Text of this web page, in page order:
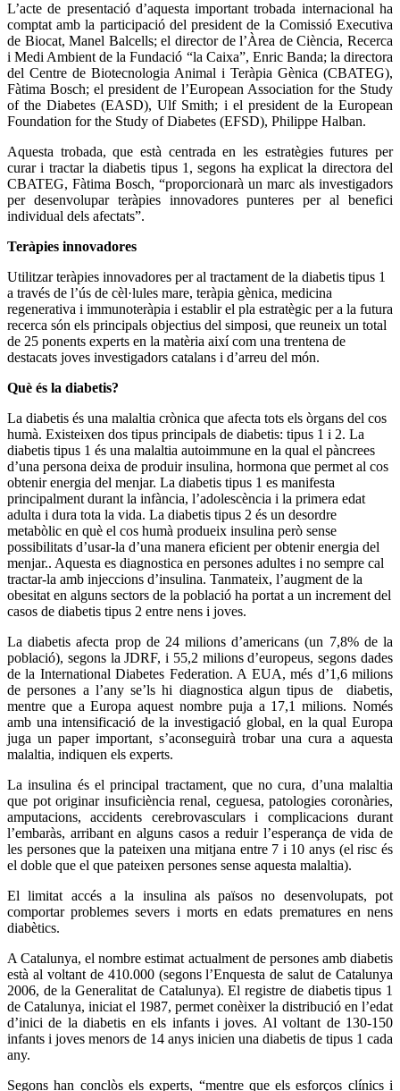
L’acte de presentació d’aquesta important trobada internacional ha
comptat amb la participació del president de la Comissió Executiva
de Biocat, Manel Balcells; el director de l’Àrea de Ciència, Recerca
i Medi Ambient de la Fundació “la Caixa”, Enric Banda; la directora
del Centre de Biotecnologia Animal i Teràpia Gènica (CBATEG),
Fàtima Bosch; el president de l’European Association for the Study
of the Diabetes (EASD), Ulf Smith; i el president de la European
Foundation for the Study of Diabetes (EFSD), Philippe Halban.
Aquesta trobada, que està centrada en les estratègies futures per
curar i tractar la diabetis tipus 1, segons ha explicat la directora del
CBATEG, Fàtima Bosch, “proporcionarà un marc als investigadors
per desenvolupar teràpies innovadores punteres per al benefici
individual dels afectats”.
Teràpies innovadores
Utilitzar teràpies innovadores per al tractament de la diabetis tipus 1
a través de l’ús de cèl·lules mare, teràpia gènica, medicina
regenerativa i immunoteràpia i establir el pla estratègic per a la futura
recerca són els principals objectius del simposi, que reuneix un total
de 25 ponents experts en la matèria així com una trentena de
destacats joves investigadors catalans i d’arreu del món.
Què és la diabetis?
La diabetis és una malaltia crònica que afecta tots els òrgans del cos
humà. Existeixen dos tipus principals de diabetis: tipus 1 i 2. La
diabetis tipus 1 és una malaltia autoimmune en la qual el pàncrees
d’una persona deixa de produir insulina, hormona que permet al cos
obtenir energia del menjar. La diabetis tipus 1 es manifesta
principalment durant la infància, l’adolescència i la primera edat
adulta i dura tota la vida. La diabetis tipus 2 és un desordre
metabòlic en què el cos humà produeix insulina però sense
possibilitats d’usar-la d’una manera eficient per obtenir energia del
menjar.. Aquesta es diagnostica en persones adultes i no sempre cal
tractar-la amb injeccions d’insulina. Tanmateix, l’augment de la
obesitat en alguns sectors de la població ha portat a un increment del
casos de diabetis tipus 2 entre nens i joves.
La diabetis afecta prop de 24 milions d’americans (un 7,8% de la
població), segons la JDRF, i 55,2 milions d’europeus, segons dades
de la International Diabetes Federation. A EUA, més d’1,6 milions
de persones a l’any se’ls hi diagnostica algun tipus de diabetis,
mentre que a Europa aquest nombre puja a 17,1 milions. Només
amb una intensificació de la investigació global, en la qual Europa
juga un paper important, s’aconseguirà trobar una cura a aquesta
malaltia, indiquen els experts.
La insulina és el principal tractament, que no cura, d’una malaltia
que pot originar insuficiència renal, ceguesa, patologies coronàries,
amputacions, accidents cerebrovasculars i complicacions durant
l’embaràs, arribant en alguns casos a reduir l’esperança de vida de
les persones que la pateixen una mitjana entre 7 i 10 anys (el risc és
el doble que el que pateixen persones sense aquesta malaltia).
El limitat accés a la insulina als països no desenvolupats, pot
comportar problemes severs i morts en edats prematures en nens
diabètics.
A Catalunya, el nombre estimat actualment de persones amb diabetis
està al voltant de 410.000 (segons l’Enquesta de salut de Catalunya
2006, de la Generalitat de Catalunya). El registre de diabetis tipus 1
de Catalunya, iniciat el 1987, permet conèixer la distribució en l’edat
d’inici de la diabetis en els infants i joves. Al voltant de 130-150
infants i joves menors de 14 anys inicien una diabetis de tipus 1 cada
any.
Segons han conclòs els experts, “mentre que els esforços clínics i